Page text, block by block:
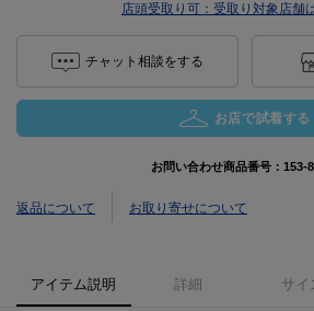
店頭受取り可： 受取り対象店舗
チャット相談をする
お店で試着する
お問い合わせ商品番号： 153-
返品について お取り寄せについて
アイテム説明 詳細 サイ